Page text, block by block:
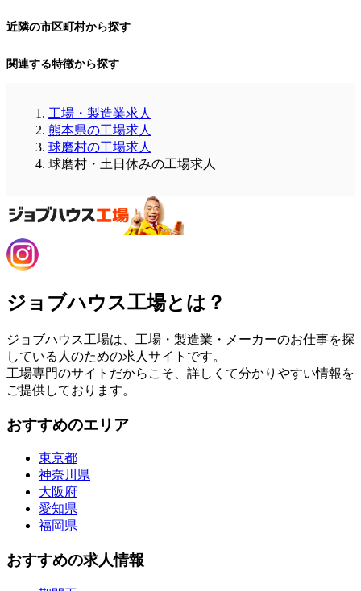
近隣の市区町村から探す
関連する特徴から探す
工場・製造業求人
熊本県の工場求人
球磨村の工場求人
球磨村・土日休みの工場求人
ジョブハウス工場とは？
ジョブハウス工場は、工場・製造業・メーカーのお仕事を探
している人のための求人サイトです。
工場専門のサイトだからこそ、詳しくて分かりやすい情報を
ご提供しております。
おすすめのエリア
東京都
神奈川県
大阪府
愛知県
福岡県
おすすめの求人情報